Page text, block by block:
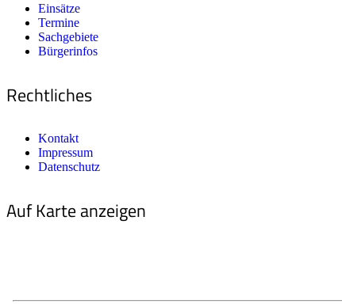
Einsätze
Termine
Sachgebiete
Bürgerinfos
Rechtliches
Kontakt
Impressum
Datenschutz
Auf Karte anzeigen